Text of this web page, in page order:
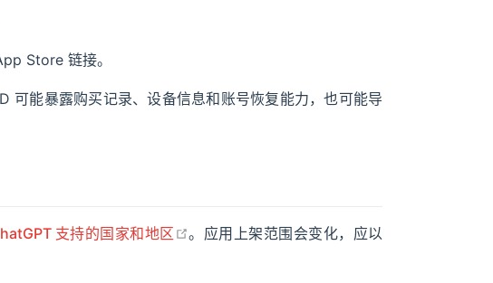
new window
Store 链接。
能暴露购买记录、设备信息和账号恢复能力，也可能导
支持的国家和地区 open in new window
。应用上架范围会变化，应以